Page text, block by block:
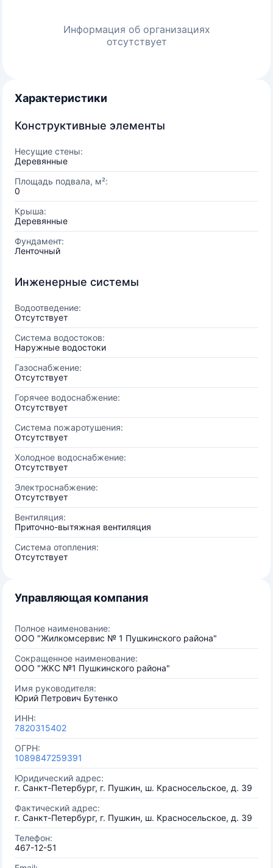
Информация об организациях
отсутствует
Характеристики
Конструктивные элементы
Несущие стены:
Деревянные
Площадь подвала, м²:
0
Крыша:
Деревянные
Фундамент:
Ленточный
Инженерные системы
Водоотведение:
Отсутствует
Система водостоков:
Наружные водостоки
Газоснабжение:
Отсутствует
Горячее водоснабжение:
Отсутствует
Система пожаротушения:
Отсутствует
Холодное водоснабжение:
Отсутствует
Электроснабжение:
Отсутствует
Вентиляция:
Приточно-вытяжная вентиляция
Система отопления:
Отсутствует
Управляющая компания
Полное наименование:
ООО "Жилкомсервис № 1 Пушкинского района"
Сокращенное наименование:
ООО "ЖКС №1 Пушкинского района"
Имя руководителя:
Юрий Петрович Бутенко
ИНН:
7820315402
ОГРН:
1089847259391
Юридический адрес:
г. Санкт-Петербург, г. Пушкин, ш. Красносельское, д. 39
Фактический адрес:
г. Санкт-Петербург, г. Пушкин, ш. Красносельское, д. 39
Телефон:
467-12-51